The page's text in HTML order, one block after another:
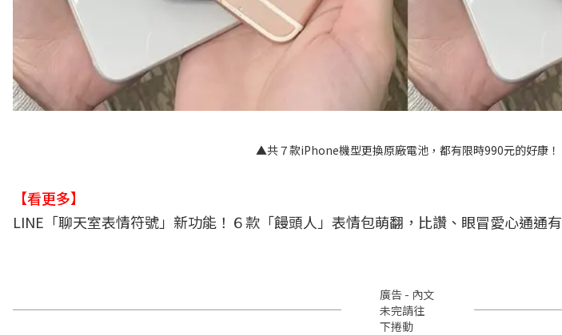
▲共７款iPhone機型更換原廠電池，都有限時990元的好康！
【看更多】
LINE「聊天室表情符號」新功能！６款「饅頭人」表情包萌翻，比讚、眼冒愛心通通有
廣告 - 內文
未完請往
下捲動